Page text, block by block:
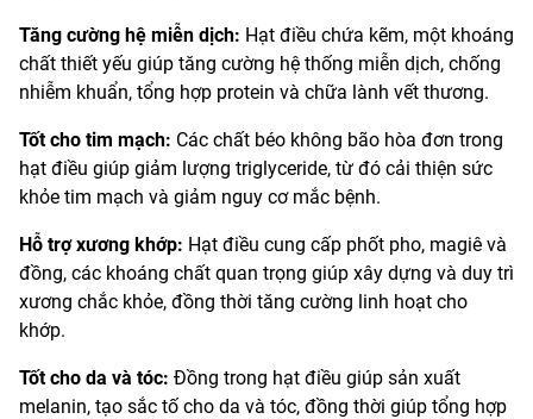
Tăng cường hệ miễn dịch: Hạt điều chứa kẽm, một khoáng
chất thiết yếu giúp tăng cường hệ thống miễn dịch, chống
nhiễm khuẩn, tổng hợp protein và chữa lành vết thương.
Tốt cho tim mạch: Các chất béo không bão hòa đơn trong
hạt điều giúp giảm lượng triglyceride, từ đó cải thiện sức
khỏe tim mạch và giảm nguy cơ mắc bệnh.
Hỗ trợ xương khớp: Hạt điều cung cấp phốt pho, magiê và
đồng, các khoáng chất quan trọng giúp xây dựng và duy trì
xương chắc khỏe, đồng thời tăng cường linh hoạt cho
khớp.
Tốt cho da và tóc: Đồng trong hạt điều giúp sản xuất
melanin, tạo sắc tố cho da và tóc, đồng thời giúp tổng hợp